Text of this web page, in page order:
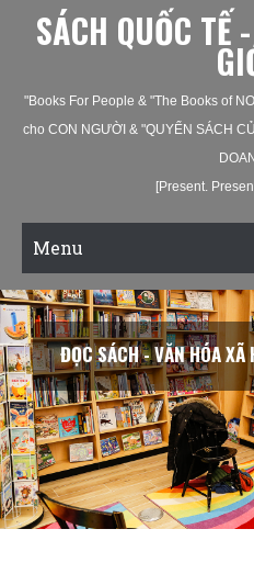
SÁCH QUỐC TẾ
"Books For People & "The Books of
cho CON NGƯỜI & "QUYỂN SÁCH
[Present.
Menu
ĐỌC SÁCH - VĂN HÓA